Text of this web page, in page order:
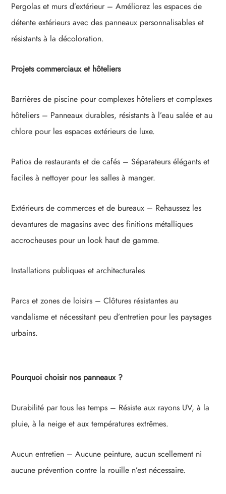
Pergolas et murs d’extérieur – Améliorez les espaces de
détente extérieurs avec des panneaux personnalisables et
résistants à la décoloration.
Projets commerciaux et hôteliers
Barrières de piscine pour complexes hôteliers et complexes
hôteliers – Panneaux durables, résistants à l’eau salée et au
chlore pour les espaces extérieurs de luxe.
Patios de restaurants et de cafés – Séparateurs élégants et
faciles à nettoyer pour les salles à manger.
Extérieurs de commerces et de bureaux – Rehaussez les
devantures de magasins avec des finitions métalliques
accrocheuses pour un look haut de gamme.
Installations publiques et architecturales
Parcs et zones de loisirs – Clôtures résistantes au
vandalisme et nécessitant peu d’entretien pour les paysages
urbains.
Pourquoi choisir nos panneaux ?
Durabilité par tous les temps – Résiste aux rayons UV, à la
pluie, à la neige et aux températures extrêmes.
Aucun entretien – Aucune peinture, aucun scellement ni
aucune prévention contre la rouille n’est nécessaire.